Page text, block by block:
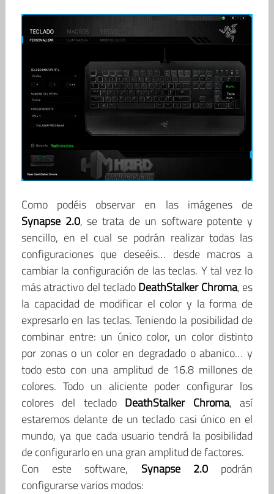
Como podéis observar en las imágenes de
Synapse 2.0, se trata de un software potente y
sencillo, en el cual se podrán realizar todas las
configuraciones que deseéis… desde macros a
cambiar la configuración de las teclas. Y tal vez lo
más atractivo del tecladoDeathStalker Chroma, es
la capacidad de modificar el color y la forma de
expresarlo en las teclas. Teniendo la posibilidad de
combinar entre: un único color, un color distinto
por zonas o un color en degradado o abanico… y
todo esto con una amplitud de 16.8 millones de
colores. Todo un aliciente poder configurar los
colores del teclado DeathStalker Chroma, así
estaremos delante de un teclado casi único en el
mundo, ya que cada usuario tendrá la posibilidad
de configurarlo en una gran amplitud de factores.
Con este software, Synapse 2.0podrán
configurarse varios modos: